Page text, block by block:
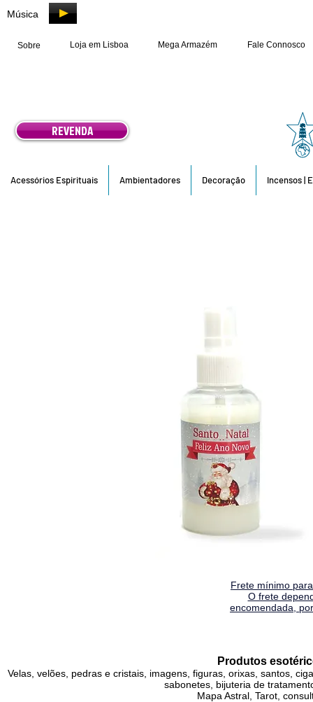
Música
Sobre Loja em Lisboa Mega Armazém Fale Connosco
REVENDA
Acessórios Espirituais Ambientadores Decoração Incensos |
Frete mínimo
O frete
encomendada,
Produtos
Velas, velões, pedras e cristais, imagens, figuras, orixas, santos,
sabonetes, bijuteria de
Mapa Astral, Tarot,